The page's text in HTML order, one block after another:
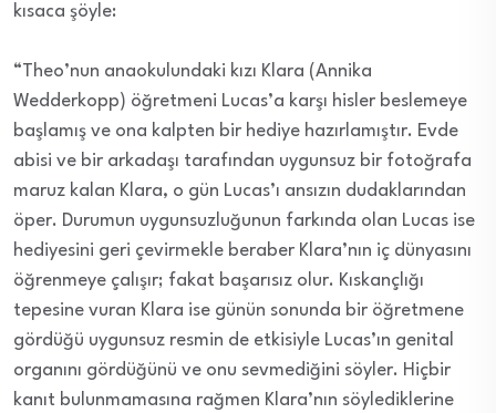
kısaca şöyle:
“Theo’nun anaokulundaki kızı Klara (Annika
Wedderkopp) öğretmeni Lucas’a karşı hisler beslemeye
başlamış ve ona kalpten bir hediye hazırlamıştır. Evde
abisi ve bir arkadaşı tarafından uygunsuz bir fotoğrafa
maruz kalan Klara, o gün Lucas’ı ansızın dudaklarından
öper. Durumun uygunsuzluğunun farkında olan Lucas ise
hediyesini geri çevirmekle beraber Klara’nın iç dünyasını
öğrenmeye çalışır; fakat başarısız olur. Kıskançlığı
tepesine vuran Klara ise günün sonunda bir öğretmene
gördüğü uygunsuz resmin de etkisiyle Lucas’ın genital
organını gördüğünü ve onu sevmediğini söyler. Hiçbir
kanıt bulunmamasına rağmen Klara’nın söylediklerine